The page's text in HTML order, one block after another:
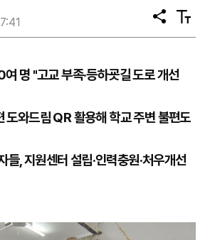
공
유
텍
스
명 "고교 부족·등하굣길 도로 개선
도와드림 QR 활용해 학교 주변 불편도
들, 지원센터 설립·인력충원·처우개선